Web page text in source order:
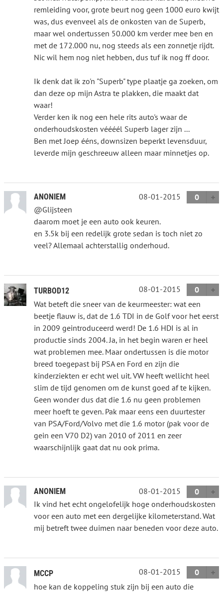
remleiding voor, grote beurt nog geen 1000 euro kwijt
was, dus evenveel als de onkosten van de Superb,
maar wel ondertussen 50.000 km verder mee ben en
met de 172.000 nu, nog steeds als een zonnetje rijdt.
Nic wil hem nog niet hebben, dus tuf ik nog ff door.
Ik denk dat ik zo'n "Superb" type plaatje ga zoeken, om
dan deze op mijn Astra te plakken, die maakt dat
waar!
Verder ken ik nog een hele rits auto's waar de
onderhoudskosten véééél Superb lager zijn ...
Ben met Joep ééns, downsizen beperkt levensduur,
leverde mijn geschreeuw alleen maar minnetjes op.
ANONIEM 08-01-2015
0
@Glijsteen
daarom moet je een auto ook keuren.
en 3.5k bij een redelijk grote sedan is toch niet zo
veel? Allemaal achterstallig onderhoud.
TURBOD12 08-01-2015
0
Wat beteft die sneer van de keurmeester: wat een
beetje flauw is, dat de 1.6 TDI in de Golf voor het eerst
in 2009 geintroduceerd werd! De 1.6 HDI is al in
productie sinds 2004. Ja, in het begin waren er heel
wat problemen mee. Maar ondertussen is die motor
breed toegepast bij PSA en Ford en zijn die
kinderziekten er echt wel uit. VW heeft wellicht heel
slim de tijd genomen om de kunst goed af te kijken.
Geen wonder dus dat die 1.6 nu geen problemen
meer hoeft te geven. Pak maar eens een duurtester
van PSA/Ford/Volvo met die 1.6 motor (pak voor de
gein een V70 D2) van 2010 of 2011 en zeer
waarschijnlijk gaat dat nu ook prima.
ANONIEM 08-01-2015
0
Ik vind het echt ongelofelijk hoge onderhoudskosten
voor een auto met een dergelijke kilometerstand. Wat
mij betreft twee duimen naar beneden voor deze auto.
MCCP 08-01-2015
0
hoe kan de koppeling stuk zijn bij een auto die